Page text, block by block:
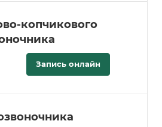
копчикового
Запись онлайн